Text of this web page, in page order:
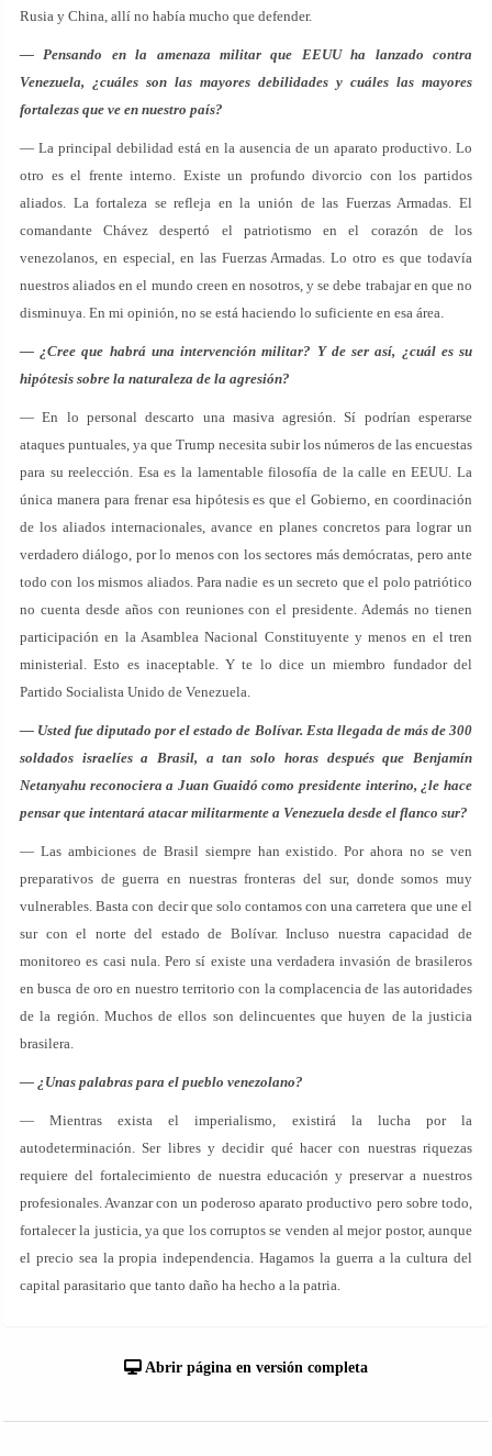
Rusia y China, allí no había mucho que defender.
— Pensando en la amenaza militar que EEUU ha lanzado contra
Venezuela, ¿cuáles son las mayores debilidades y cuáles las mayores
fortalezas que ve en nuestro país?
— La principal debilidad está en la ausencia de un aparato productivo. Lo
otro es el frente interno. Existe un profundo divorcio con los partidos
aliados. La fortaleza se refleja en la unión de las Fuerzas Armadas. El
comandante Chávez despertó el patriotismo en el corazón de los
venezolanos, en especial, en las Fuerzas Armadas. Lo otro es que todavía
nuestros aliados en el mundo creen en nosotros, y se debe trabajar en que no
disminuya. En mi opinión, no se está haciendo lo suficiente en esa área.
— ¿Cree que habrá una intervención militar? Y de ser así, ¿cuál es su
hipótesis sobre la naturaleza de la agresión?
— En lo personal descarto una masiva agresión. Sí podrían esperarse
ataques puntuales, ya que Trump necesita subir los números de las encuestas
para su reelección. Esa es la lamentable filosofía de la calle en EEUU. La
única manera para frenar esa hipótesis es que el Gobierno, en coordinación
de los aliados internacionales, avance en planes concretos para lograr un
verdadero diálogo, por lo menos con los sectores más demócratas, pero ante
todo con los mismos aliados. Para nadie es un secreto que el polo patriótico
no cuenta desde años con reuniones con el presidente. Además no tienen
participación en la Asamblea Nacional Constituyente y menos en el tren
ministerial. Esto es inaceptable. Y te lo dice un miembro fundador del
Partido Socialista Unido de Venezuela.
— Usted fue diputado por el estado de Bolívar. Esta llegada de más de 300
soldados israelíes a Brasil, a tan solo horas después que Benjamín
Netanyahu reconociera a Juan Guaidó como presidente interino, ¿le hace
pensar que intentará atacar militarmente a Venezuela desde el flanco sur?
— Las ambiciones de Brasil siempre han existido. Por ahora no se ven
preparativos de guerra en nuestras fronteras del sur, donde somos muy
vulnerables. Basta con decir que solo contamos con una carretera que une el
sur con el norte del estado de Bolívar. Incluso nuestra capacidad de
monitoreo es casi nula. Pero sí existe una verdadera invasión de brasileros
en busca de oro en nuestro territorio con la complacencia de las autoridades
de la región. Muchos de ellos son delincuentes que huyen de la justicia
brasilera.
— ¿Unas palabras para el pueblo venezolano?
— Mientras exista el imperialismo, existirá la lucha por la
autodeterminación. Ser libres y decidir qué hacer con nuestras riquezas
requiere del fortalecimiento de nuestra educación y preservar a nuestros
profesionales. Avanzar con un poderoso aparato productivo pero sobre todo,
fortalecer la justicia, ya que los corruptos se venden al mejor postor, aunque
el precio sea la propia independencia. Hagamos la guerra a la cultura del
capital parasitario que tanto daño ha hecho a la patria.
Abrir página en versión completa